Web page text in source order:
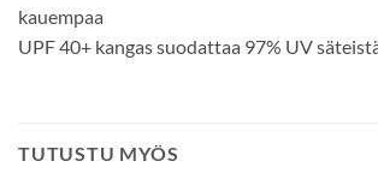
kauempaa
UPF 40+ kangas suodattaa 97% UV
TUTUSTU MYÖS